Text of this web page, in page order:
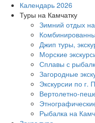
Календарь 2026
Туры на Камчатку
Зимний отдых
Джип туры,
Морские
Сплавы с
Загородные
Экскурсии по г.
Вертолетно-
Рыбалка на